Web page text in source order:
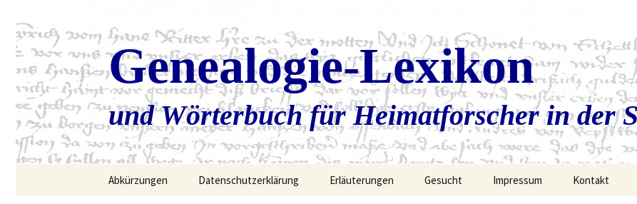
Genealogie-Lexikon
und Wörterbuch für Heimatforscher in der
Abkürzungen Datenschutzerklärung Erläuterungen Gesucht Impressum Kontakt